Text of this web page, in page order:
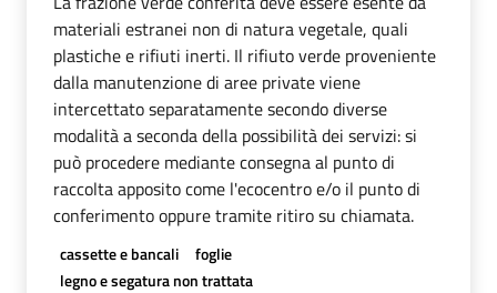
materiali estranei non di natura vegetale, quali
plastiche e rifiuti inerti. Il rifiuto verde proveniente
dalla manutenzione di aree private viene
intercettato separatamente secondo diverse
modalità a seconda della possibilità dei servizi: si
può procedere mediante consegna al punto di
raccolta apposito come l'ecocentro e/o il punto di
conferimento oppure tramite ritiro su chiamata.
cassette e bancali
foglie
legno e segatura non trattata